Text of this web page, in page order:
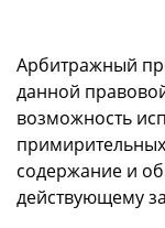
Арбитражный
данной
возможность
примирительных
содержание и
действующему